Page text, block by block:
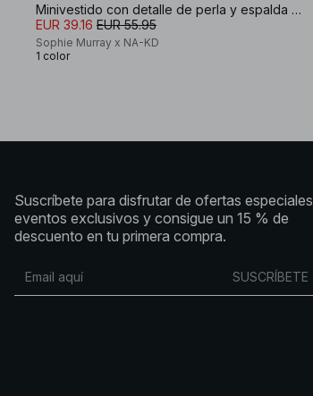
Minivestido con detalle de perla y espalda abierta
EUR 39.16 EUR 55.95
Sophie Murray x NA-KD
1 color
Suscríbete para disfrutar de ofertas especiales,
eventos exclusivos y consigue un 15 % de
descuento en tu primera compra.
SUSCRÍBETE